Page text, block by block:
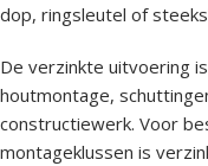
dop, ringsleutel of
De verzinkte uitvoering
houtmontage,
constructiewerk. Voor
montageklussen is